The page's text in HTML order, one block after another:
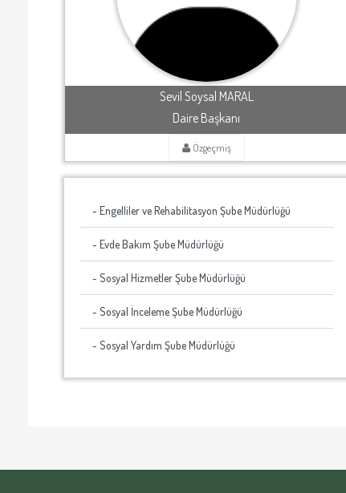
Sevil Soysal MARAL
Daire Başkanı
Özgeçmiş
- Engelliler ve Rehabilitasyon Şube Müdürlüğü
- Evde Bakım Şube Müdürlüğü
- Sosyal Hizmetler Şube Müdürlüğü
- Sosyal İnceleme Şube Müdürlüğü
- Sosyal Yardım Şube Müdürlüğü